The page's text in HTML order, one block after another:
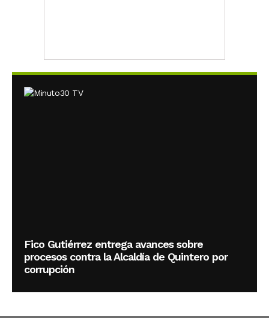
Fico Gutiérrez entrega avances sobre
procesos contra la Alcaldía de Quintero por
corrupción